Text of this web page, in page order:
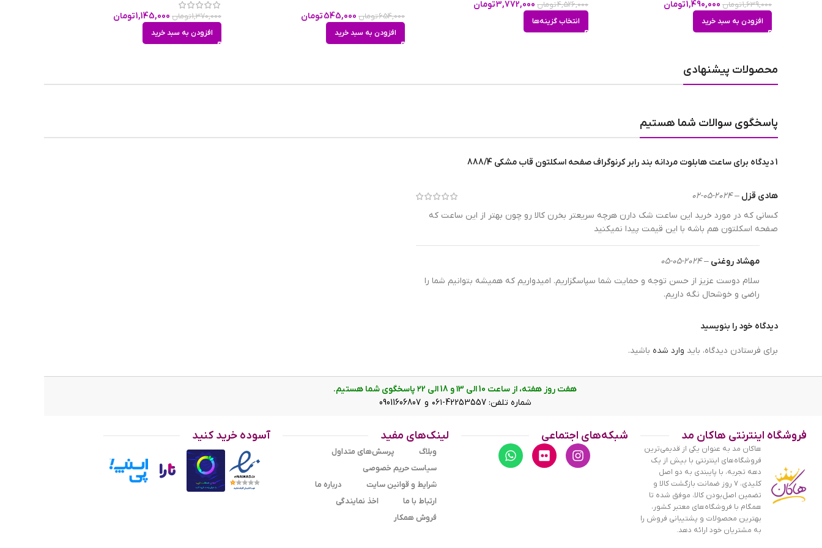
هویت محصول ساعت
برند ساعت
ضد آب
وزن ساعت
عرض بند
نوع نمایش
ساعت هابلوت مردانه بند رابر کرنوگراف صفحه اسکلتون قاب مشکی
ویژگی ساعت هابلوت مردانه بند رابر کرنوگراف صفحه اسکلتون قاب مشکی
علاوه بر ویژگی های ظاهری باید گفت این ساعت سه موتوره است. همانطور که می بینید طراحی ساعت شبیه ساعتهای اتومات است
و چرخ دنده های ساعت درون صفحه پیدا هستند. در این ساعت دو صفحه دایره ی کوچک، برای کرنوگراف و دقیقه شمار و یک ردیف
پارامتری خاص هستند. صفحه سمت چپی برای نشان دادن دقیقه و کرنوگراف است و دایره سمت راستی زمان را به صورت 24 ساعته
نشان می دهد. اگر از افرادی هستید که امور خود را بر اساس تایم 24 ساعته تنظیم می کنید این صفحه کوچک به کار شما می آید.
داشتن عقربه های براق به شما این امکان را می دهد که در شب و محیطهای کم نور هم گذر زمان را ببینید. بند ساعت از جنس
مرغوب است که از تعرق و خارش جلوگیری می کند. قفل این ساعت از نوع کلیپسی ضامن دار است که از محکم ترین نوع قفل است و
ساعت به راحتی از دست نمی‌افتد.
1,639,000تومان 1,490,000تومان
افزودن به سبد خرید
4,526,000تومان 3,772,000تومان
انتخاب گزینه‌ها 654,000تومان 545,000تومان
افزودن به سبد خرید
1,370,000تومان 1,145,000تومان
افزودن به سبد خرید
محصولات پیشنهادی
پاسخگوی سوالات شما هستیم
1 دیدگاه برای ساعت هابلوت مردانه بند رابر کرنوگراف صفحه اسکلتون قاب مشکی 888/4
هادی قزل –
2024-05-02
کسانی که در مورد خرید این ساعت شک دارن هرچه سریعتر بخرن کالا رو چون بهتر از این ساعت که
صفحه اسکلتون هم باشه با این قیمت پیدا نمیکنید
مهشاد روغنی –
2024-05-05
سلام دوست عزیز از حسن توجه و حمایت شما سپاسگزاریم. امیدواریم که همیشه بتوانیم شما را
راضی و خوشحال نگه داریم.
دیدگاه خود را بنویسید
برای فرستادن دیدگاه، باید وارد شده باشید.
هفت روز هفته، از ساعت 10 الی ۱3 و 18 الی ۲2 پاسخگوی شما هستیم.
شماره تلفن: 42253557-۰۶۱ و 09011606807
فروشگاه اینترنتی هاکان مد
هاکان مد به عنوان یکی از قدیمی‌ترین
فروشگاه‌های اینترنتی با بیش از یک
دهه تجربه، با پایبندی به دو اصل
کلیدی، ۷ روز ضمانت بازگشت کالا و
تضمین اصل‌بودن کالا، موفق شده تا
همگام با فروشگاه‌های معتبر کشور،
بهترین محصولات و پشتیبانی فروش را
به مشتریان خود ارائه دهد.
شبکه‌های اجتماعی لینک‌های مفید
وبلاگ
پرسش‌های متداول
سیاست حریم خصوصی
شرایط و قوانین سایت
درباره ما
ارتباط با ما
اخذ نمایندگی
فروش همکار
آسوده خرید کنید